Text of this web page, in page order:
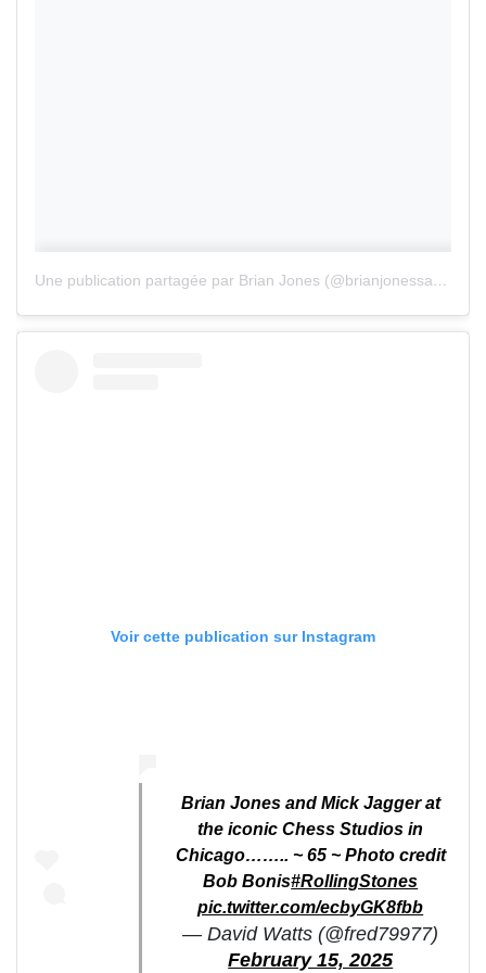
Une publication partagée par Brian Jones (@brianjonessatisfaction)
Voir cette publication sur Instagram
Brian Jones and Mick Jagger at
the iconic Chess Studios in
Chicago…….. ~ 65 ~ Photo credit
Bob Bonis#RollingStones
pic.twitter.com/ecbyGK8fbb
— David Watts (@fred79977)
February 15, 2025